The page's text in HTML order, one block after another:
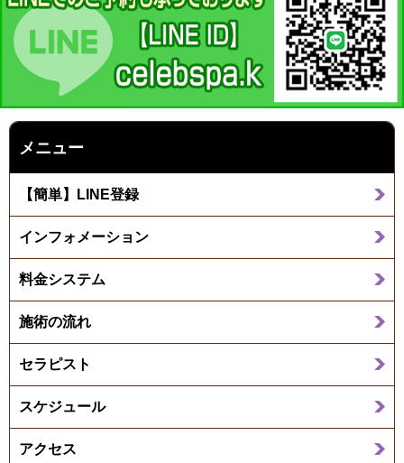
メニュー
【簡単】LINE登録
インフォメーション
料金システム
施術の流れ
セラピスト
スケジュール
アクセス